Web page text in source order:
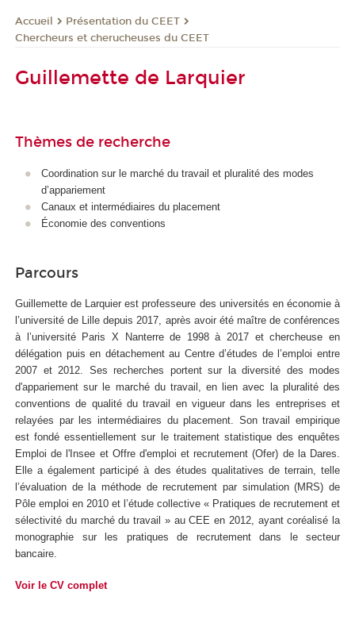
Accueil
Présentation du CEET
Chercheurs et cherucheuses du CEET
Guillemette de Larquier
Thèmes de recherche
Coordination sur le marché du travail et pluralité des modes
d’appariement
Canaux et intermédiaires du placement
Économie des conventions
Parcours
Guillemette de Larquier est professeure des universités en économie à
l’université de Lille depuis 2017, après avoir été maître de conférences
à l’université Paris X Nanterre de 1998 à 2017 et chercheuse en
délégation puis en détachement au Centre d’études de l’emploi entre
2007 et 2012. Ses recherches portent sur la diversité des modes
d'appariement sur le marché du travail, en lien avec la pluralité des
conventions de qualité du travail en vigueur dans les entreprises et
relayées par les intermédiaires du placement. Son travail empirique
est fondé essentiellement sur le traitement statistique des enquêtes
Emploi de l'Insee et Offre d'emploi et recrutement (Ofer) de la Dares.
Elle a également participé à des études qualitatives de terrain, telle
l’évaluation de la méthode de recrutement par simulation (MRS) de
Pôle emploi en 2010 et l’étude collective « Pratiques de recrutement et
sélectivité du marché du travail » au CEE en 2012, ayant coréalisé la
monographie sur les pratiques de recrutement dans le secteur
bancaire.
Voir le CV complet